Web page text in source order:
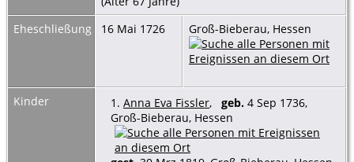
Eheschließung
16 Mai 1726 Groß-Bieberau, Hessen
Kinder 1. Anna Eva Fissler, geb. 4 Sep 1736,
Groß-Bieberau, Hessen